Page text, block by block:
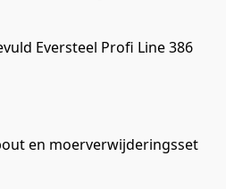
Eversteel Profi Line 386
en moerverwijderingsset